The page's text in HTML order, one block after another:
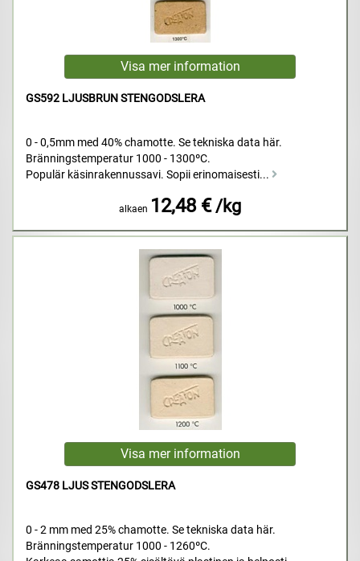
GS592 LJUSBRUN STENGODSLERA
0 - 0,5mm med 40% chamotte. Se tekniska data här.
Bränningstemperatur 1000 - 1300ºC.
Populär käsinrakennussavi. Sopii erinomaisesti...
alkaen 12,48 € /kg
GS478 LJUS STENGODSLERA
0 - 2 mm med 25% chamotte. Se tekniska data här.
Bränningstemperatur 1000 - 1260ºC.